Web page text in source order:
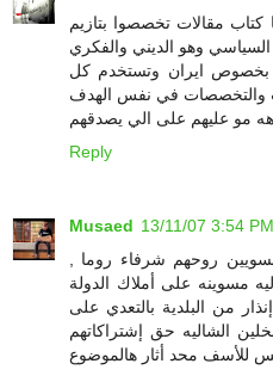
كتاب مقالات تخصصوا بتازيم
وهو الديني والفكري
ايران وتستخدم كل
والتخصصات في نفس الهدف
مو عليهم على الي يصدقهم
Reply
Musaed 13/11/07 3:54 PM
روحهم شرفاء روما ,
مسوينه على أملاك الدولة
من البلدية بالتعدي على
الشاليه حق إشتراكاتهم